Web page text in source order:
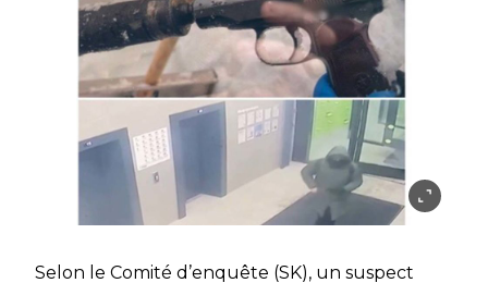
Selon le Comité d’enquête (SK), un suspect